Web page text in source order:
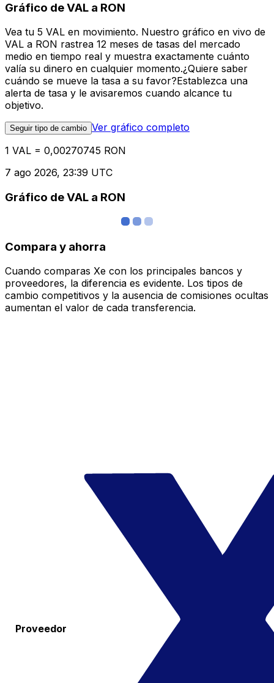
Gráfico de VAL a RON
Vea tu 5 VAL en movimiento. Nuestro gráfico en vivo de
VAL a RON rastrea 12 meses de tasas del mercado
medio en tiempo real y muestra exactamente cuánto
valía su dinero en cualquier momento.¿Quiere saber
cuándo se mueve la tasa a su favor?Establezca una
alerta de tasa y le avisaremos cuando alcance tu
objetivo.
Seguir tipo de cambio Ver gráfico completo
1 VAL = 0,00270745 RON
7 ago 2026, 23:39 UTC
Gráfico de VAL a RON
Compara y ahorra
Cuando comparas Xe con los principales bancos y
proveedores, la diferencia es evidente. Los tipos de
cambio competitivos y la ausencia de comisiones ocultas
aumentan el valor de cada transferencia.
Proveedor